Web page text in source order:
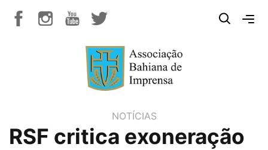
NOTÍCIAS
RSF critica exoneração